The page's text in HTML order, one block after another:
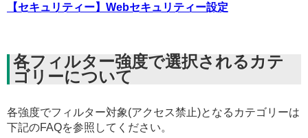
【セキュリティー】Webセキュリティー設定
各フィルター強度で選択されるカテ
ゴリーについて
各強度でフィルター対象(アクセス禁止)となるカテゴリーは
下記のFAQを参照してください。